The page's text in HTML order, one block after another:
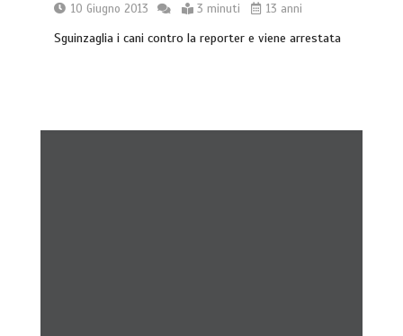
10 Giugno 2013
3 minuti 13 anni
Sguinzaglia i cani contro la reporter e viene arrestata